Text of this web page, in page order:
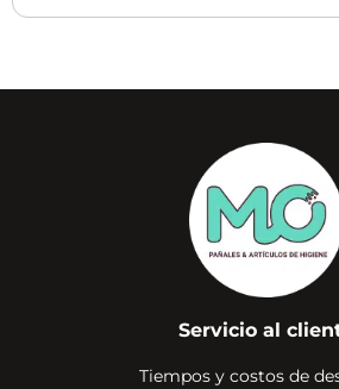
Servicio al
Tiempos y costos de